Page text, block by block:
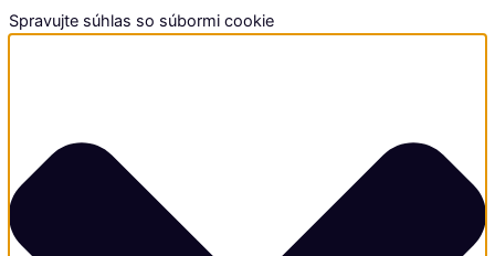
Spravujte súhlas so súbormi cookie